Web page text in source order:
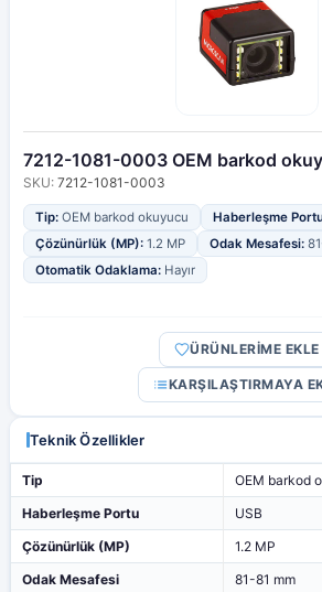
7212-1081-0003 OEM barkod
SKU: 7212-1081-0003
Tip: OEM barkod okuyucu Haberleşme
Çözünürlük (MP): 1.2 MP Odak Mesafesi:
Otomatik Odaklama: Hayır
ÜRÜNLERİME EKLE
KARŞILAŞTIRMAYA
Teknik Özellikler
Tip
OEM barkod
Haberleşme Portu
USB
Çözünürlük (MP)
1.2 MP
Odak Mesafesi
81-81 mm